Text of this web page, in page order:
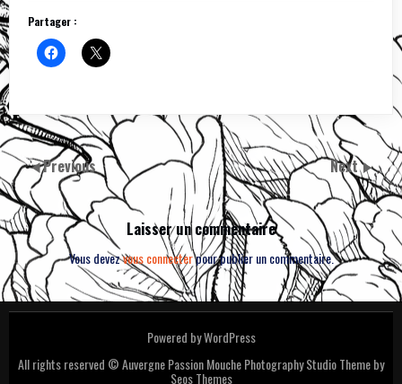
Partager :
Previous Next
Laisser un commentaire
Vous devezvous connecterpour publier un commentaire.
Powered by WordPress
All rights reserved © Auvergne Passion MouchePhotography Studio Theme by
Seos Themes